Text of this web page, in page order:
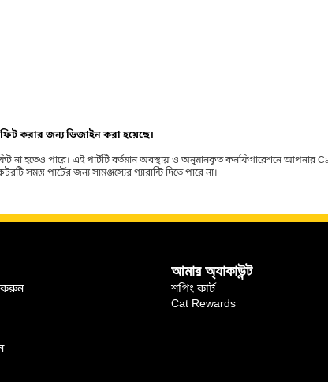
করার জন্য ডিজাইন করা হয়েছে।
না হতেও পারে। এই পার্টটি বর্তমান অবস্থায় ও অনুমানকৃত কনফিগারেশনে আপনার
পার্টের জন্য সামঞ্জস্যের গ্যারান্টি দিতে পারে না।
করুন
আমার অ্যাকাউন্ট
শপিং কার্ট
Cat Rewards